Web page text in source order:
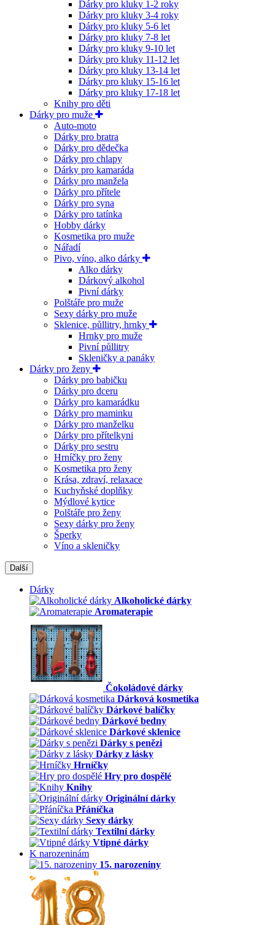
Dárky pro kluky 1-2 roky
Dárky pro kluky 3-4 roky
Dárky pro kluky 5-6 let
Dárky pro kluky 7-8 let
Dárky pro kluky 9-10 let
Dárky pro kluky 11-12 let
Dárky pro kluky 13-14 let
Dárky pro kluky 15-16 let
Dárky pro kluky 17-18 let
Knihy pro děti
Dárky pro muže
Auto-moto
Dárky pro bratra
Dárky pro dědečka
Dárky pro chlapy
Dárky pro kamaráda
Dárky pro manžela
Dárky pro přítele
Dárky pro syna
Dárky pro tatínka
Hobby dárky
Kosmetika pro muže
Nářadí
Pivo, víno, alko dárky
Alko dárky
Dárkový alkohol
Pivní dárky
Polštáře pro muže
Sexy dárky pro muže
Sklenice, půllitry, hrnky
Hrnky pro muže
Pivní půllitry
Skleničky a panáky
Dárky pro ženy
Dárky pro babičku
Dárky pro dceru
Dárky pro kamarádku
Dárky pro maminku
Dárky pro manželku
Dárky pro přítelkyni
Dárky pro sestru
Hrníčky pro ženy
Kosmetika pro ženy
Krása, zdraví, relaxace
Kuchyňské doplňky
Mýdlové kytice
Polštáře pro ženy
Sexy dárky pro ženy
Šperky
Víno a skleničky
Další
Dárky
Alkoholické dárky
Aromaterapie
Čokoládové dárky
Dárková kosmetika
Dárkové balíčky
Dárkové bedny
Dárkové sklenice
Dárky s penězi
Dárky z lásky
Hrníčky
Hry pro dospělé
Knihy
Originální dárky
Přáníčka
Sexy dárky
Textilní dárky
Vtipné dárky
K narozeninám
15. narozeniny